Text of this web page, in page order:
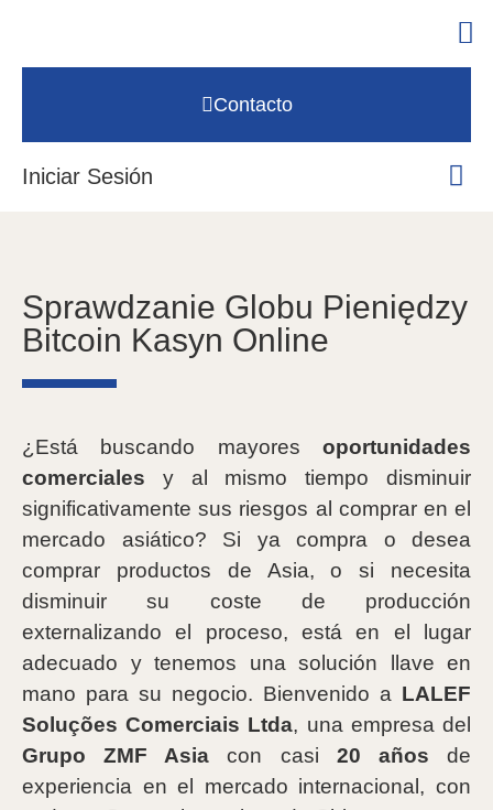
Contacto
Iniciar Sesión
Sprawdzanie Globu Pieniędzy
Bitcoin Kasyn Online
¿Está buscando mayores oportunidades
comerciales y al mismo tiempo disminuir
significativamente sus riesgos al comprar en el
mercado asiático? Si ya compra o desea
comprar productos de Asia, o si necesita
disminuir su coste de producción
externalizando el proceso, está en el lugar
adecuado y tenemos una solución llave en
mano para su negocio. Bienvenido a LALEF
Soluções Comerciais Ltda, una empresa del
Grupo ZMF Asia con casi 20 años de
experiencia en el mercado internacional, con